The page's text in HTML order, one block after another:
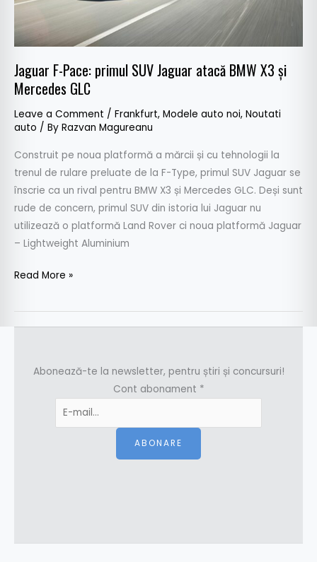
Jaguar F-Pace: primul SUV Jaguar atacă BMW X3 și
Mercedes GLC
Leave a Comment / Frankfurt, Modele auto noi, Noutati
auto / By Razvan Magureanu
Construit pe noua platformă a mărcii și cu tehnologii la
trenul de rulare preluate de la F-Type, primul SUV Jaguar se
înscrie ca un rival pentru BMW X3 și Mercedes GLC. Deși sunt
rude de concern, primul SUV din istoria lui Jaguar nu
utilizează o platformă Land Rover ci noua platformă Jaguar
– Lightweight Aluminium
X3
Mercedes
GLC
Read More »
Abonează-te la newsletter, pentru știri și concursuri!
Cont abonament *
ABONARE